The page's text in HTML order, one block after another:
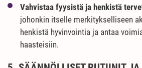
Vahvistaa fyysistä ja henkistä
johonkin itselle merkitykselliseen
henkistä hyvinvointia ja antaa
haasteisiin.